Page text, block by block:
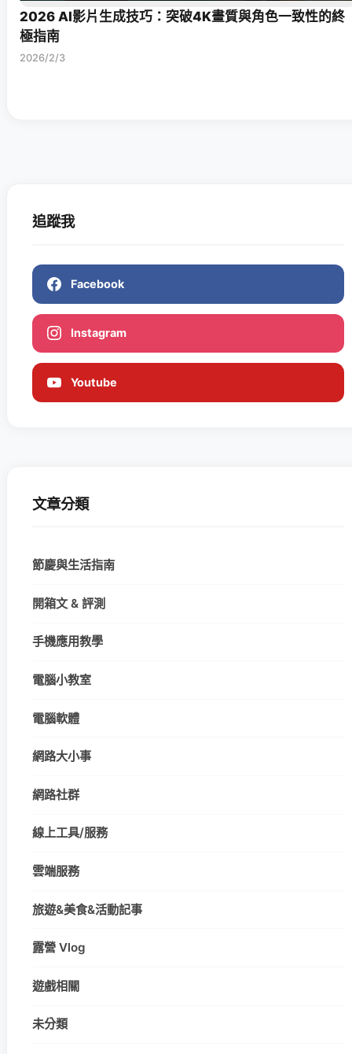
2026 AI影片生成技巧：突破4K畫質與角色一致性的終
極指南
2026/2/3
追蹤我
Facebook
Instagram
Youtube
文章分類
節慶與生活指南
開箱文 & 評測
手機應用教學
電腦小教室
電腦軟體
網路大小事
網路社群
線上工具/服務
雲端服務
旅遊&美食&活動記事
露營 Vlog
遊戲相關
未分類